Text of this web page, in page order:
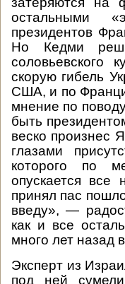
остальными
президентов
Но Кедми
соловьевского
скорую гибель
США, и по
мнение по
быть
веско произнес
глазами
которого по
опускается
принял пас
введу», —
как и все
много лет назад
Эксперт из
под ней